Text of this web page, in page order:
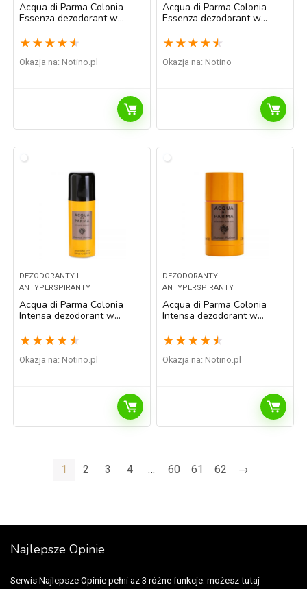
Acqua di Parma Colonia
Essenza dezodorant w
★ ★ ★ ★ ★
Okazja na: notino.pl
Acqua di Parma Colonia
Essenza dezodorant w
★ ★ ★ ★ ★
Okazja na: Notino
DEZODORANTY I
ANTYPERSPIRANTY
Acqua di Parma Colonia
Intensa dezodorant w
★ ★ ★ ★ ★
Okazja na: notino.pl
DEZODORANTY I
ANTYPERSPIRANTY
Acqua di Parma Colonia
Intensa dezodorant w
★ ★ ★ ★ ★
Okazja na: notino.pl
1 2 3 4 … 60 61 62 →
Najlepsze Opinie
Serwis Najlepsze Opinie pełni az 3 różne funkcje: możesz tutaj